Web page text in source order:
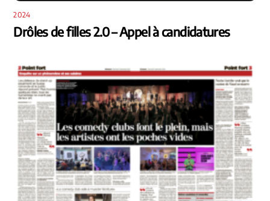
2024
Drôles de filles 2.0 – Appel à candidatures